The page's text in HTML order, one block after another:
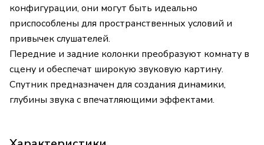
конфигурации, они могут быть идеально
приспособлены для пространственных условий и
привычек слушателей.
Передние и задние колонки преобразуют комнату в
сцену и обеспечат широкую звуковую картину.
Спутник предназначен для создания динамики,
глубины звука с впечатляющими эффектами.